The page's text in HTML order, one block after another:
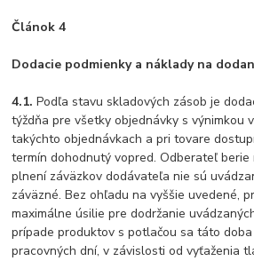
Článok 4
Dodacie podmienky a náklady na
4.1. Podľa stavu skladových zásob je
týždňa pre všetky objednávky s výnimkou
takýchto objednávkach a pri tovare
termín dohodnutý vopred. Odberateľ berie
plnení záväzkov dodávateľa nie sú
záväzné. Bez ohľadu na vyššie uvedené,
maximálne úsilie pre dodržanie
prípade produktov s potlačou sa táto
pracovných dní, v závislosti od vyťaženia